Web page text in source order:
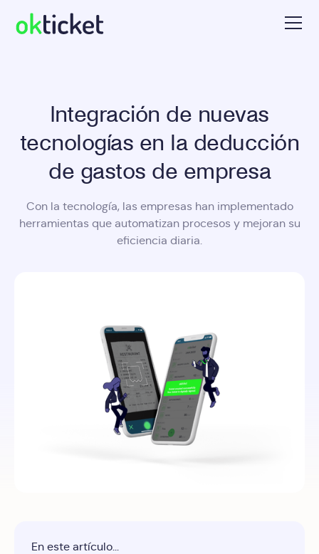
Integración de nuevas
tecnologías en la deducción
de gastos de empresa
Con la tecnología, las empresas han implementado
herramientas que automatizan procesos y mejoran su
eficiencia diaria.
En este artículo...